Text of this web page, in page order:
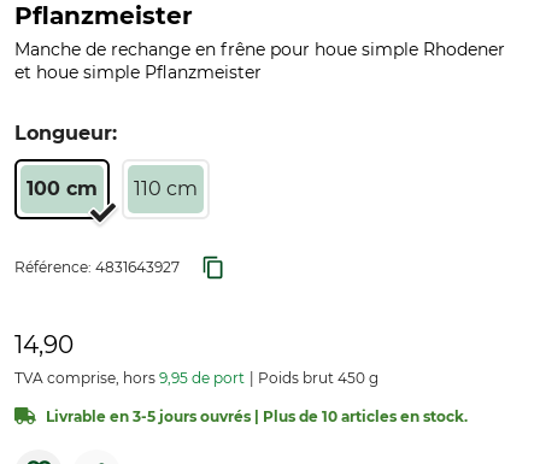
Pflanzmeister
Manche de rechange en frêne pour houe simple Rhodener
et houe simple Pflanzmeister
Longueur:
100 cm 110 cm
Référence: 4831643927
14,90
TVA comprise, hors 9,95 de port Poids brut 450 g
Livrable en 3-5 jours ouvrés | Plus de 10 articles en stock.